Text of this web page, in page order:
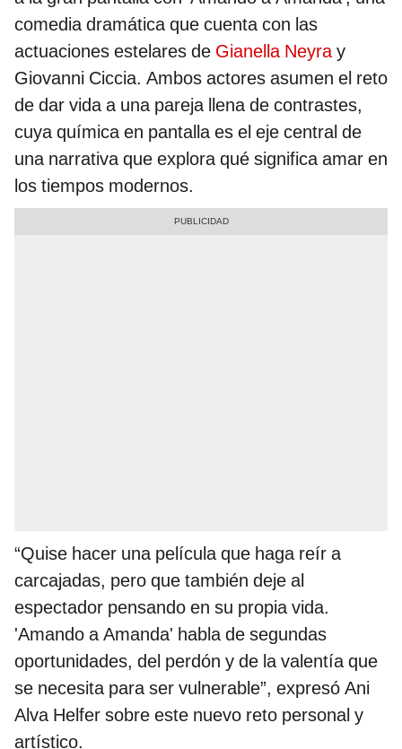
comedia dramática que cuenta con las
actuaciones estelares de Gianella Neyray
Giovanni Ciccia. Ambos actores asumen el reto
de dar vida a una pareja llena de contrastes,
cuya química en pantalla es el eje central de
una narrativa que explora qué significa amar en
los tiempos modernos.
“Quise hacer una película que haga reír a
carcajadas, pero que también deje al
espectador pensando en su propia vida.
'Amando a Amanda' habla de segundas
oportunidades, del perdón y de la valentía que
se necesita para ser vulnerable”, expresó Ani
Alva Helfer sobre este nuevo reto personal y
artístico.